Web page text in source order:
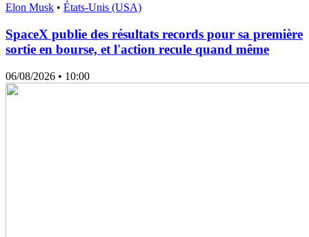
Elon Musk • États-Unis (USA)
SpaceX publie des résultats records pour sa première
sortie en bourse, et l'action recule quand même
06/08/2026 • 10:00